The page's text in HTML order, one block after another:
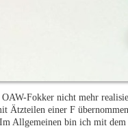
Fokker nicht mehr
Ätzteilen einer F
Allgemeinen bin ich mit